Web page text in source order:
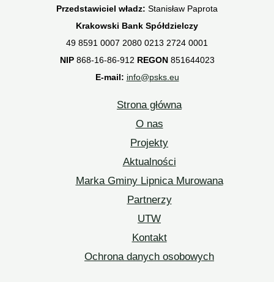
Przedstawiciel władz: Stanisław Paprota
Krakowski Bank Spółdzielczy
49 8591 0007 2080 0213 2724 0001
NIP868-16-86-912 REGON851644023
E-mail: info@psks.eu
Strona główna
O nas
Projekty
Aktualności
Marka Gminy Lipnica Murowana
Partnerzy
UTW
Kontakt
Ochrona danych osobowych